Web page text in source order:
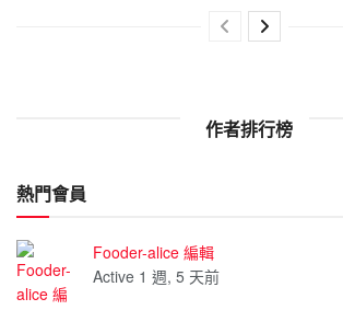
作者排行榜
熱門會員
Fooder-alice 編輯
Active 1 週, 5 天前